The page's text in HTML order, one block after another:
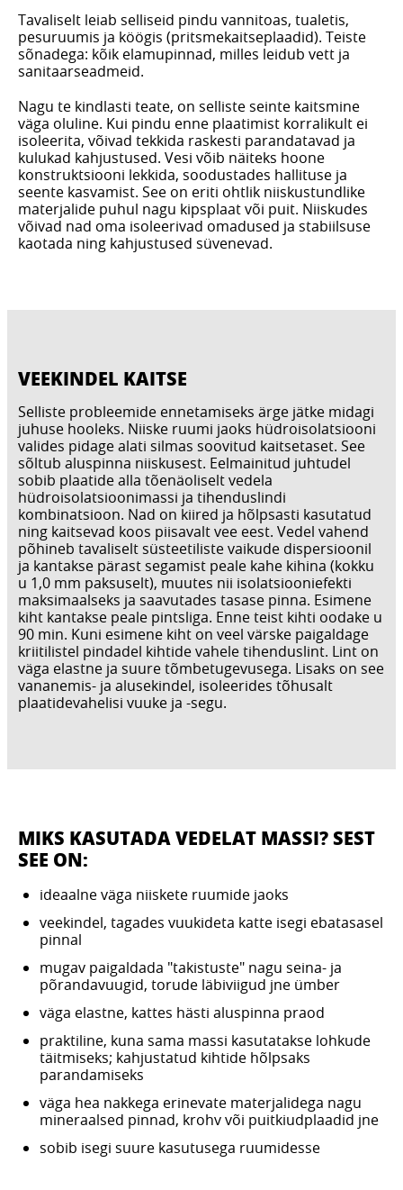
Tavaliselt leiab selliseid pindu vannitoas, tualetis,
pesuruumis ja köögis (pritsmekaitseplaadid). Teiste
sõnadega: kõik elamupinnad, milles leidub vett ja
sanitaarseadmeid.
Nagu te kindlasti teate, on selliste seinte kaitsmine
väga oluline. Kui pindu enne plaatimist korralikult ei
isoleerita, võivad tekkida raskesti parandatavad ja
kulukad kahjustused. Vesi võib näiteks hoone
konstruktsiooni lekkida, soodustades hallituse ja
seente kasvamist. See on eriti ohtlik niiskustundlike
materjalide puhul nagu kipsplaat või puit. Niiskudes
võivad nad oma isoleerivad omadused ja stabiilsuse
kaotada ning kahjustused süvenevad.
VEEKINDEL KAITSE
Selliste probleemide ennetamiseks ärge jätke midagi
juhuse hooleks. Niiske ruumi jaoks hüdroisolatsiooni
valides pidage alati silmas soovitud kaitsetaset. See
sõltub aluspinna niiskusest. Eelmainitud juhtudel
sobib plaatide alla tõenäoliselt vedela
hüdroisolatsioonimassi ja tihenduslindi
kombinatsioon. Nad on kiired ja hõlpsasti kasutatud
ning kaitsevad koos piisavalt vee eest. Vedel vahend
põhineb tavaliselt süsteetiliste vaikude dispersioonil
ja kantakse pärast segamist peale kahe kihina (kokku
u 1,0 mm paksuselt), muutes nii isolatsiooniefekti
maksimaalseks ja saavutades tasase pinna. Esimene
kiht kantakse peale pintsliga. Enne teist kihti oodake u
90 min. Kuni esimene kiht on veel värske paigaldage
kriitilistel pindadel kihtide vahele tihenduslint. Lint on
väga elastne ja suure tõmbetugevusega. Lisaks on see
vananemis- ja alusekindel, isoleerides tõhusalt
plaatidevahelisi vuuke ja -segu.
MIKS KASUTADA VEDELAT MASSI? SEST
SEE ON:
ideaalne väga niiskete ruumide jaoks
veekindel, tagades vuukideta katte isegi ebatasasel
pinnal
mugav paigaldada "takistuste" nagu seina- ja
põrandavuugid, torude läbiviigud jne ümber
väga elastne, kattes hästi aluspinna praod
praktiline, kuna sama massi kasutatakse lohkude
täitmiseks; kahjustatud kihtide hõlpsaks
parandamiseks
väga hea nakkega erinevate materjalidega nagu
mineraalsed pinnad, krohv või puitkiudplaadid jne
sobib isegi suure kasutusega ruumidesse